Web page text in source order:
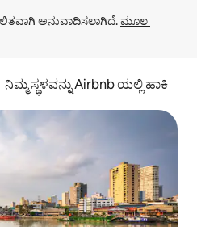
ಅನುವಾದಿಸಲಾಗಿದೆ. ಮೂಲ
ನಿಮ್ಮ ಸ್ಥಳವನ್ನು Airbnb ಯಲ್ಲಿ ಹಾಕಿ